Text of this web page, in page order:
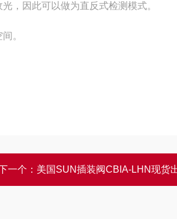
，因此可以做为直反式检测模式。
。
一个： 美国SUN插装阀CBIA-LHN现货